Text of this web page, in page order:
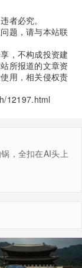
者必究。
题，请与本站联
，不构成投资建
所报道的文章资
用，相关侵权责
12197.html
，全扣在AI头上